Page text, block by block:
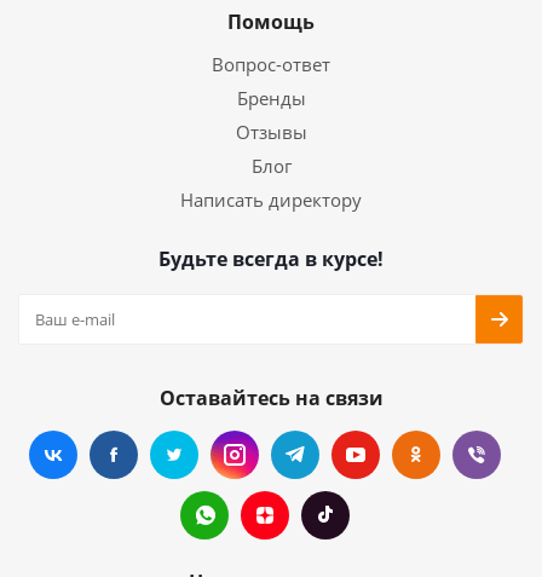
Помощь
Вопрос-ответ
Бренды
Отзывы
Блог
Написать директору
Будьте всегда в курсе!
Оставайтесь на связи